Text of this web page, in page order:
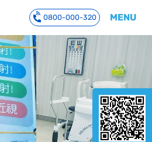
0800-000-320 MENU